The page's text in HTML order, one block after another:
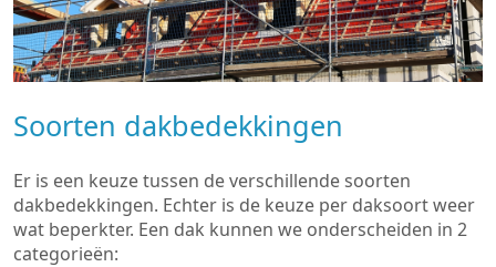
Soorten dakbedekkingen
Er is een keuze tussen de verschillende soorten
dakbedekkingen. Echter is de keuze per daksoort weer
wat beperkter. Een dak kunnen we onderscheiden in 2
categorieën: